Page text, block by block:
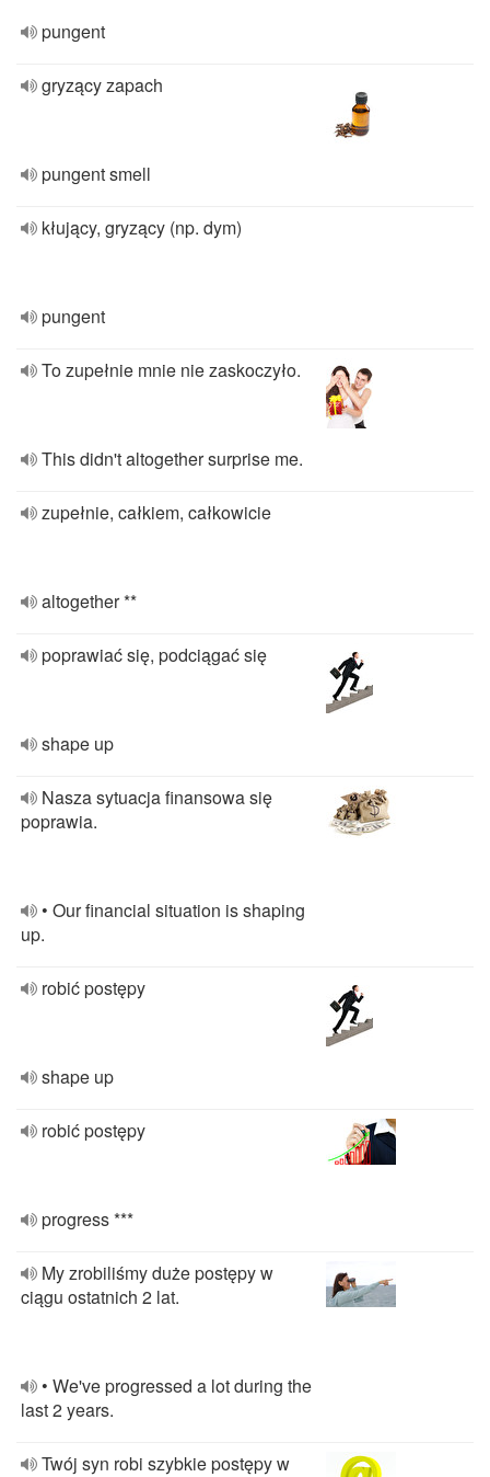
pungent
gryzący zapach
pungent smell
kłujący, gryzący (np. dym)
pungent
To zupełnie mnie nie zaskoczyło.
This didn't altogether surprise me.
zupełnie, całkiem, całkowicie
altogether **
poprawiać się, podciągać się
shape up
Nasza sytuacja finansowa się
poprawia.
• Our financial situation is shaping
up.
robić postępy
shape up
robić postępy
progress ***
My zrobiliśmy duże postępy w
ciągu ostatnich 2 lat.
• We've progressed a lot during the
last 2 years.
Twój syn robi szybkie postępy w